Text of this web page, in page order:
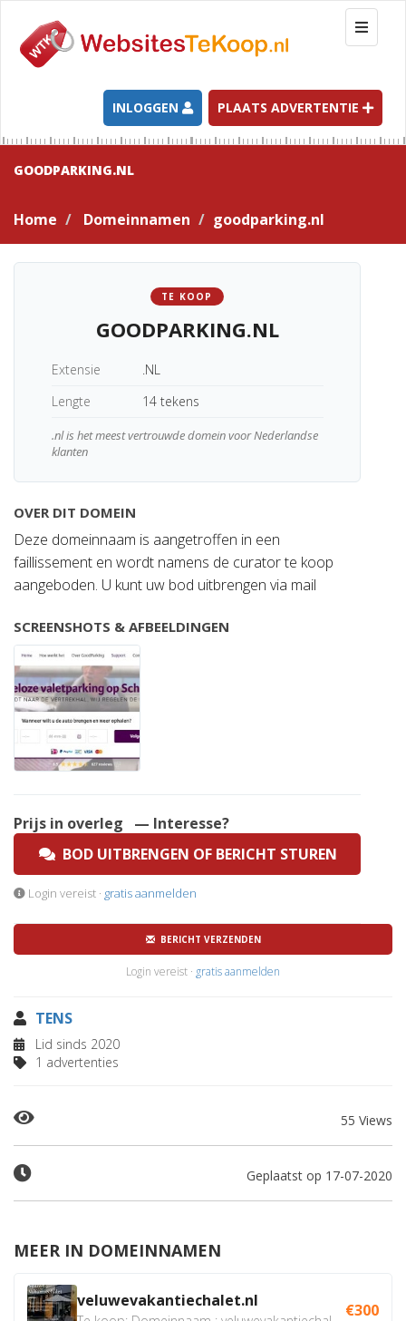
T
o
g
l
e
n
a
t
INLOGGEN PLAATS ADVERTENTIE
GOODPARKING.NL
Home Domeinnamen goodparking.nl
TE KOOP
GOODPARKING.NL
Extensie
.NL
Lengte
14 tekens
.nl is het meest vertrouwde domein voor Nederlandse
klanten
OVER DIT DOMEIN
Deze domeinnaam is aangetroffen in een
faillissement en wordt namens de curator te koop
aangeboden. U kunt uw bod uitbrengen via mail
SCREENSHOTS & AFBEELDINGEN
Prijs in overleg
— Interesse?
BOD UITBRENGEN OF BERICHT STUREN
Login vereist · gratis aanmelden
BERICHT VERZENDEN
Login vereist · gratis aanmelden
TENS
Lid sinds 2020
1 advertenties
55 Views
Geplaatst op 17-07-2020
MEER IN DOMEINNAMEN
veluwevakantiechalet.nl €300